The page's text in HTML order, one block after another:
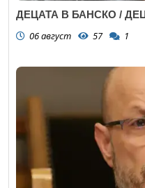
ДЕЦАТА В БАНСКО /
06 август 57 1